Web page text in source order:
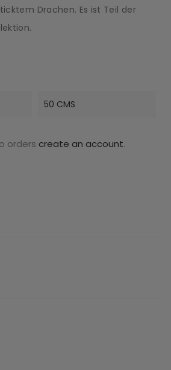
Drachen. Es ist Teil der
50 CMS
orders create an account.